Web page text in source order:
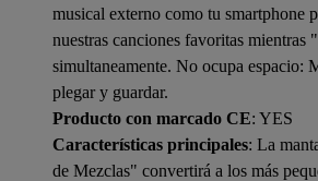
musical externo como tu smartphone
nuestras canciones favoritas mientras
simultaneamente. No ocupa espacio:
plegar y guardar.
Producto con marcado CE: YES
Características principales: La
de Mezclas" convertirá a los más